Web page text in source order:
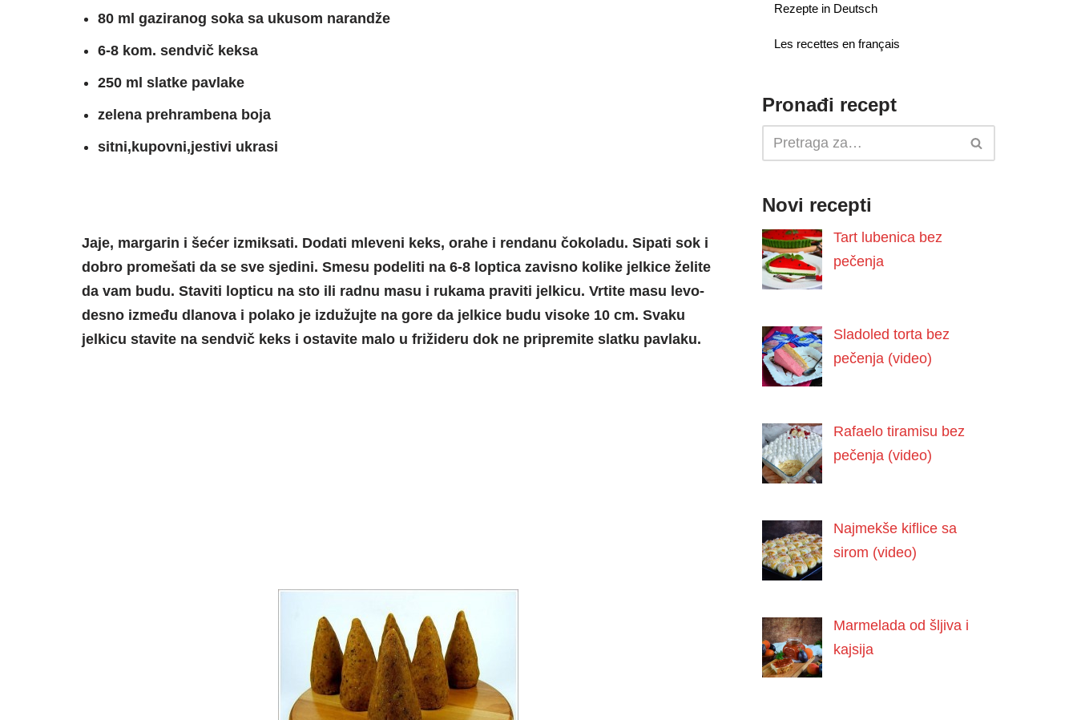
80 ml gaziranog soka sa ukusom narandže
6-8 kom. sendvič keksa
250 ml slatke pavlake
zelena prehrambena boja
sitni,kupovni,jestivi ukrasi
Jaje, margarin i šećer izmiksati. Dodati mleveni keks, orahe i rendanu čokoladu. Sipati sok i
dobro promešati da se sve sjedini. Smesu podeliti na 6-8 loptica zavisno kolike jelkice želite
da vam budu. Staviti lopticu na sto ili radnu masu i rukama praviti jelkicu. Vrtite masu levo-
desno između dlanova i polako je izdužujte na gore da jelkice budu visoke 10 cm. Svaku
jelkicu stavite na sendvič keks i ostavite malo u frižideru dok ne pripremite slatku pavlaku.
Rezepte in Deutsch
Les recettes en français
Pronađi recept
Novi recepti
Tart lubenica bez
pečenja
Sladoled torta bez
pečenja (video)
Rafaelo tiramisu bez
pečenja (video)
Najmekše kiflice sa
sirom (video)
Marmelada od šljiva i
kajsija